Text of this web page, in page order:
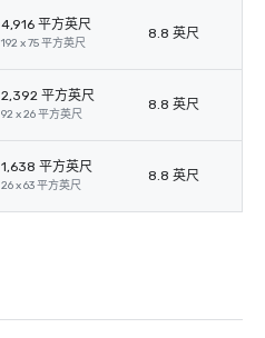
4,916 平方英尺
192 x 75 平方英尺
8.8 英尺
2,392 平方英尺
92 x 26 平方英尺
8.8 英尺
1,638 平方英尺
26 x 63 平方英尺
8.8 英尺